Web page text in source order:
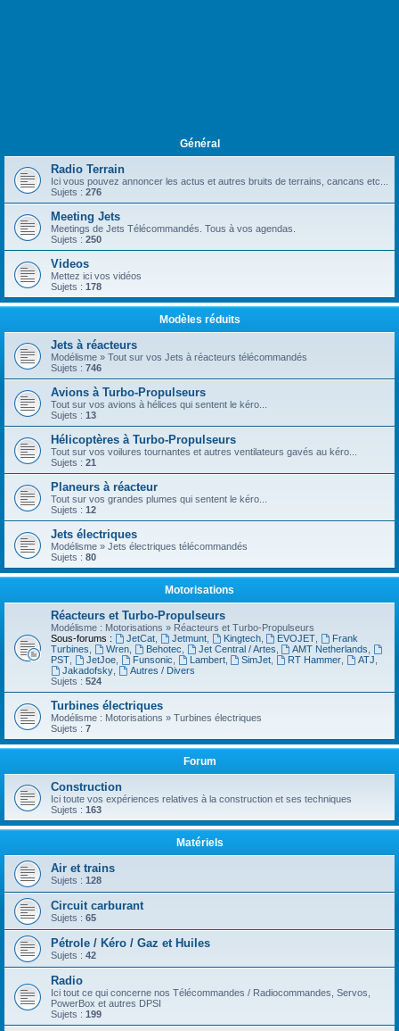
Général
Radio Terrain
Ici vous pouvez annoncer les actus et autres bruits de terrains, cancans etc...
Sujets : 276
Meeting Jets
Meetings de Jets Télécommandés. Tous à vos agendas.
Sujets : 250
Videos
Mettez ici vos vidéos
Sujets : 178
Modèles réduits
Jets à réacteurs
Modélisme » Tout sur vos Jets à réacteurs télécommandés
Sujets : 746
Avions à Turbo-Propulseurs
Tout sur vos avions à hélices qui sentent le kéro...
Sujets : 13
Hélicoptères à Turbo-Propulseurs
Tout sur vos voilures tournantes et autres ventilateurs gavés au kéro...
Sujets : 21
Planeurs à réacteur
Tout sur vos grandes plumes qui sentent le kéro...
Sujets : 12
Jets électriques
Modélisme » Jets électriques télécommandés
Sujets : 80
Motorisations
Réacteurs et Turbo-Propulseurs
Modélisme : Motorisations » Réacteurs et Turbo-Propulseurs
Sous-forums :
JetCat, Jetmunt, Kingtech, EVOJET
Frank
Turbines
Wren, Behotec Jet Central / Artes AMT Netherlands
PST
JetJoe, Funsonic Lambert, SimJet RT Hammer ATJ
Jakadofsky,
Autres / Divers
Sujets : 524
Turbines électriques
Modélisme : Motorisations » Turbines électriques
Sujets : 7
Forum
Construction
Ici toute vos expériences relatives à la construction et ses techniques
Sujets : 163
Matériels
Air et trains
Sujets : 128
Circuit carburant
Sujets : 65
Pétrole / Kéro / Gaz et Huiles
Sujets : 42
Radio
Ici tout ce qui concerne nos Télécommandes / Radiocommandes, Servos,
PowerBox et autres DPSI
Sujets : 199